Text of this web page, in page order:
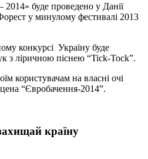
буде проведено у Данії
у минулому фестивалі 2013
конкурсі Україну буде
з ліричною піснею “Tick-Tock”.
користувачам на власні очі
“Євробачення-2014”.
країну